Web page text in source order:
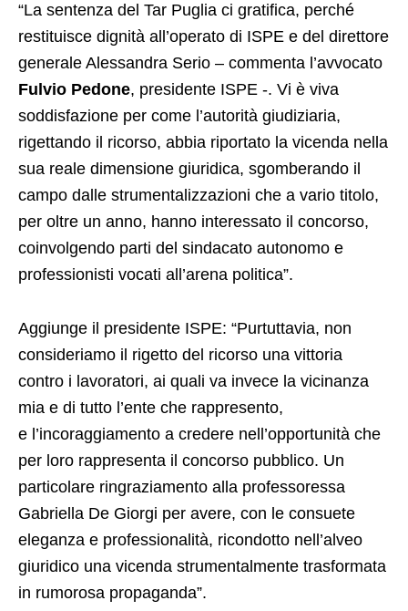
“La sentenza del Tar Puglia ci gratifica, perché
restituisce dignità all’operato di ISPE e del direttore
generale Alessandra Serio – commenta l’avvocato
Fulvio Pedone, presidente ISPE -. Vi è viva
soddisfazione per come l’autorità giudiziaria,
rigettando il ricorso, abbia riportato la vicenda nella
sua reale dimensione giuridica, sgomberando il
campo dalle strumentalizzazioni che a vario titolo,
per oltre un anno, hanno interessato il concorso,
coinvolgendo parti del sindacato autonomo e
professionisti vocati all’arena politica”.
Aggiunge il presidente ISPE: “Purtuttavia, non
consideriamo il rigetto del ricorso una vittoria
contro i lavoratori, ai quali va invece la vicinanza
mia e di tutto l’ente che rappresento,
e l’incoraggiamento a credere nell’opportunità che
per loro rappresenta il concorso pubblico. Un
particolare ringraziamento alla professoressa
Gabriella De Giorgi per avere, con le consuete
eleganza e professionalità, ricondotto nell’alveo
giuridico una vicenda strumentalmente trasformata
in rumorosa propaganda”.